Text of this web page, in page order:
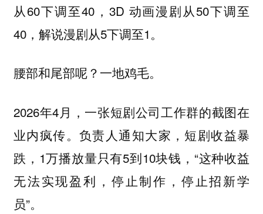
从60下调至40，3D 动画漫剧从50下调至
40，解说漫剧从5下调至1。
腰部和尾部呢？一地鸡毛。
2026年4月，一张短剧公司工作群的截图在
业内疯传。负责人通知大家，短剧收益暴
跌，1万播放量只有5到10块钱，“这种收益
无法实现盈利，停止制作，停止招新学
员”。